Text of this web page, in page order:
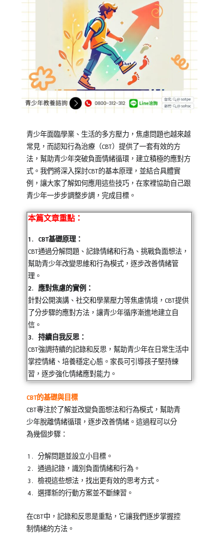
Posted
on
2024-
11-
05
Posted
青
年
成
專
【青
春
行
式】
青少年面臨學業、生活的多方壓力，焦慮問題也越來越
常見，而認知行為治療（CBT）提供了一套有效的方
法，幫助青少年突破負面情緒循環，建立積極的應對方
式。我們將深入探討CBT的基本原理，並結合具體實
例，讓大家了解如何應用這些技巧，在家裡協助自己跟
青少年一步步調整步調，完成目標。
本篇文章重點：
1. CBT基礎原理：
CBT通過分解問題、記錄情緒和行為、挑戰負面想法，
幫助青少年改變思維和行為模式，逐步改善情緒管
理。
2. 應對焦慮的實例：
針對公開演講、社交和學業壓力等焦慮情境，CBT提供
了分步驟的應對方法，讓青少年循序漸進地建立自
信。
3. 持續自我反思：
CBT強調持續的記錄和反思，幫助青少年在日常生活中
掌控情緒、培養穩定心態。家長可引導孩子堅持練
習，逐步強化情緒應對能力。
CBT的基礎與目標
CBT專注於了解並改變負面想法和行為模式，幫助青
少年脫離情緒循環，逐步改善情緒。這過程可以分
為幾個步驟：
分解問題並設立小目標。
通過記錄，識別負面情緒和行為。
檢視這些想法，找出更有效的思考方式。
選擇新的行動方案並不斷練習。
在CBT中，記錄和反思是重點，它讓我們逐步掌握控
制情緒的方法。